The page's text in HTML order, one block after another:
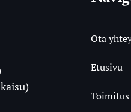
Ota
Etusivu
Toimitus